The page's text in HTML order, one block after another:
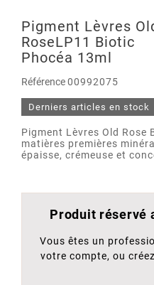
Pigment Lèvres
RoseLP11 Biotic
Phocéa 13ml
Référence00992075
Derniers articles en stock
Pigment Lèvres Old Rose
matières premières
épaisse, crémeuse et
Produit réservé
Vous êtes un
votre compte, ou